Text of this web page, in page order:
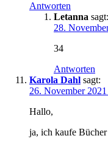
Antworten
Letanna sagt:
28.
34
Antworten
Karola Dahl sagt:
26. November
Hallo,
ja, ich kaufe